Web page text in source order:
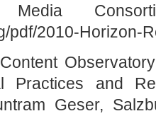
pdf/2010-Horizon-
Practices and
Geser,